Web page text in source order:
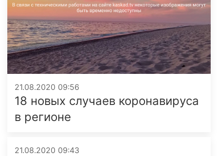
21.08.2020 09:56
18 новых случаев коронавируса
в регионе
21.08.2020 09:43